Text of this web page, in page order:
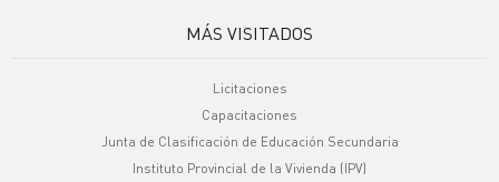
MÁS VISITADOS
Licitaciones
Capacitaciones
Junta de Clasificación de Educación Secundaria
Instituto Provincial de la Vivienda (IPV)